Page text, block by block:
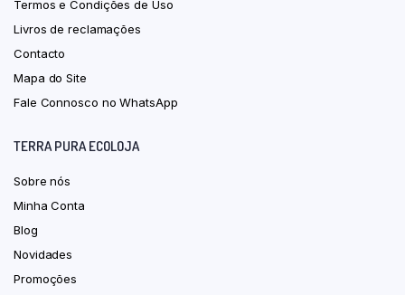
Termos e Condições de Uso
Livros de reclamações
Contacto
Mapa do Site
Fale Connosco no WhatsApp
TERRA PURA ECOLOJA
Sobre nós
Minha Conta
Blog
Novidades
Promoções